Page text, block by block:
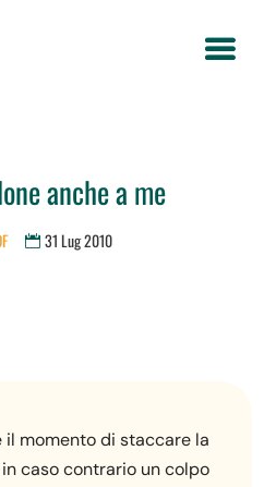
anche a me
31 Lug 2010
il momento di staccare la
caso contrario un colpo